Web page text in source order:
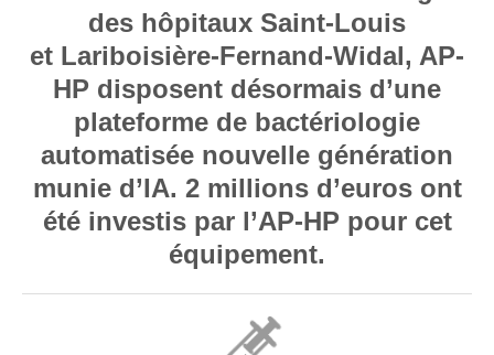
des hôpitaux Saint-Louis
et Lariboisière-Fernand-Widal, AP-
HP disposent désormais d’une
plateforme de bactériologie
automatisée nouvelle génération
munie d’IA. 2 millions d’euros ont
été investis par l’AP-HP pour cet
équipement.